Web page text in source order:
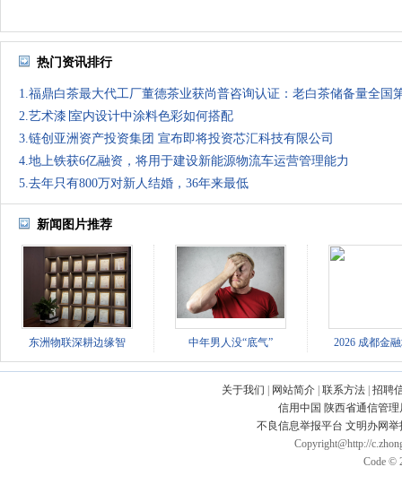
热门资讯排行
1.福鼎白茶最大代工厂董德茶业获尚普咨询认证：老白茶储备量全国
2.艺术漆∣室内设计中涂料色彩如何搭配
3.链创亚洲资产投资集团 宣布即将投资芯汇科技有限公司
4.地上铁获6亿融资，将用于建设新能源物流车运营管理能力
5.去年只有800万对新人结婚，36年来最低
新闻图片推荐
东洲物联深耕边缘智 中年男人没“底气” 2026 成都金
关于我们 | 网站简介 | 联系方法 | 招聘
信用中国 陕西省通信管理
不良信息举报平台 文明办网
Copyright@http://
Code ©